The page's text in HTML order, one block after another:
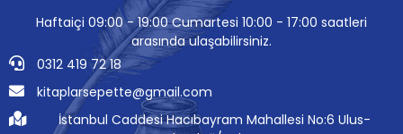
Haftaiçi 09:00 - 19:00 Cumartesi 10:00 - 17:00 saatleri
arasında ulaşabilirsiniz.
0312 419 72 18
kitaplarsepette@gmail.com
İstanbul Caddesi Hacıbayram Mahallesi No:6 Ulus-